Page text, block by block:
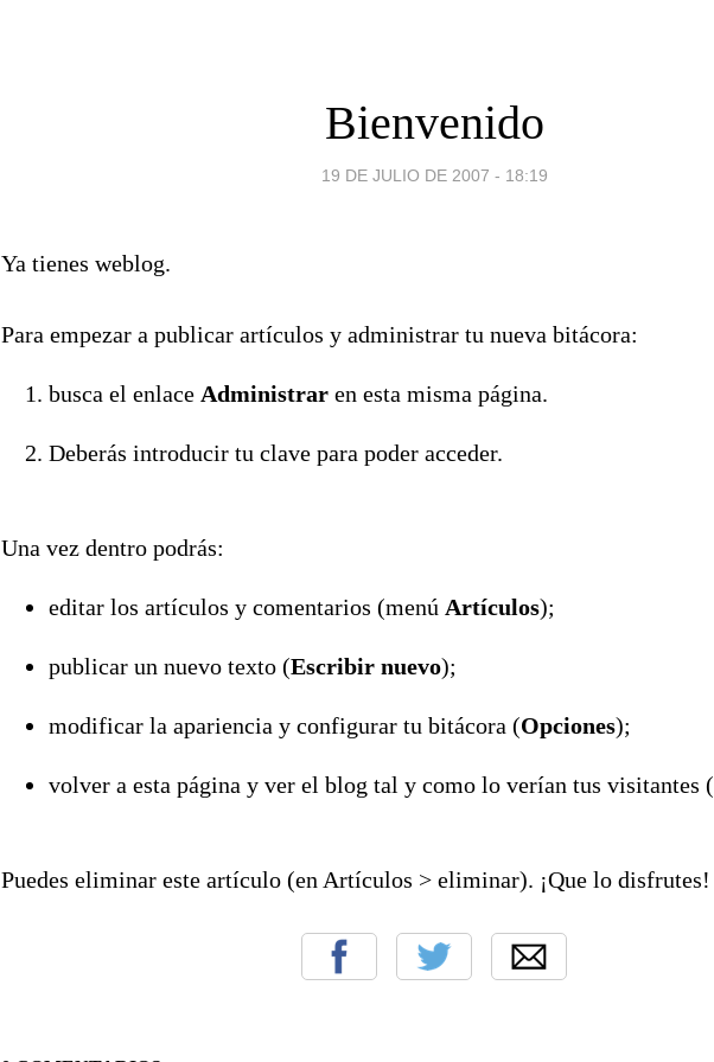
Bienvenido
19 DE JULIO DE 2007 - 18:19
Ya tienes weblog.
Para empezar a publicar artículos y administrar tu nueva bitácora:
busca el enlace Administrar en esta misma página.
Deberás introducir tu clave para poder acceder.
Una vez dentro podrás:
editar los artículos y comentarios (menú Artículos);
publicar un nuevo texto (Escribir nuevo);
modificar la apariencia y configurar tu bitácora (Opciones);
volver a esta página y ver el blog tal y como lo verían tus visitantes (
Puedes eliminar este artículo (en Artículos > eliminar). ¡Que lo disfrutes!